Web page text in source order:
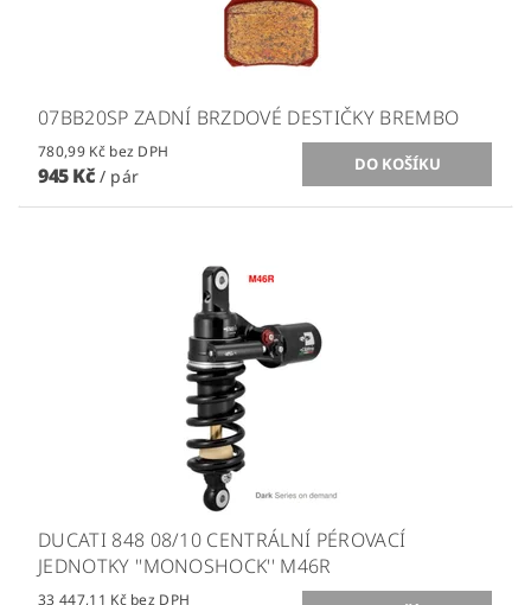
07BB20SP ZADNÍ BRZDOVÉ DESTIČKY BREMBO
780,99 Kč bez DPH
945 Kč / pár
DUCATI 848 08/10 CENTRÁLNÍ PÉROVACÍ
JEDNOTKY ''MONOSHOCK'' M46R
33 447,11 Kč bez DPH